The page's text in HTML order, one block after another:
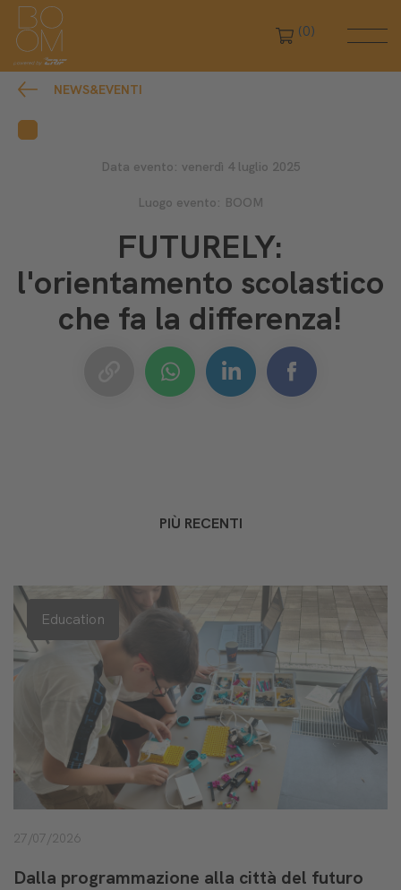
(0)
NEWS&EVENTI
Data evento: venerdì 4 luglio 2025
Luogo evento: BOOM
FUTURELY:
l'orientamento scolastico
che fa la differenza!
PIÙ RECENTI
Education
27/07/2026
Dalla programmazione alla città del futuro